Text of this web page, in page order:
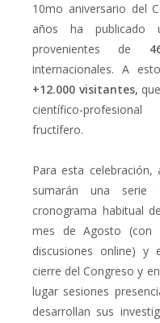
10mo aniversario del
años ha
provenientes de
internacionales. A
+12.000 visitantes,
científico-
fructífero.
Para esta
sumarán una serie
cronograma habitual
mes de Agosto
discusiones online) y
cierre del Congreso y
lugar sesiones
desarrollan sus